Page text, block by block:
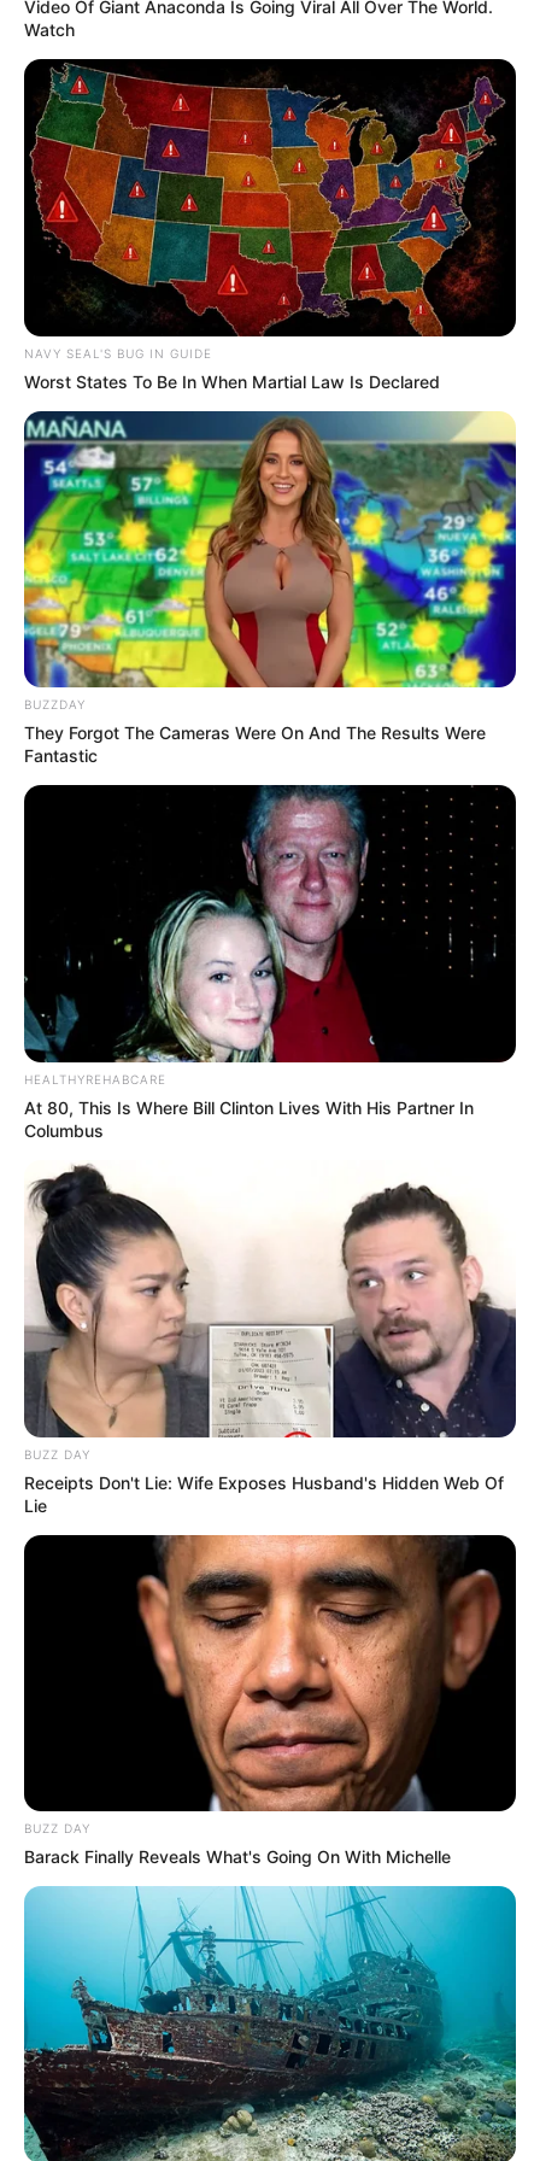
Serem! 9 Chat Ojek Online &
Pelanggan Ini Bikin Auto
Merinding
Bikin Ngakak, 10 Potret
Cosplay Murah Pakai Bahan
Seadanya
Anti Mainstream, 10 Cara
Membawa Barang Belanjaan
Versi Warga Thailand
Langka Banget! 10 Pose Lucu
Katak yang Bikin Ketawa
Gemes
Video Of Giant Anaconda Is Going Viral All Over The World.
Watch
NAVY SEAL'S BUG IN GUIDE
Worst States To Be In When Martial Law Is Declared
BUZZDAY
They Forgot The Cameras Were On And The Results Were
Fantastic
HEALTHYREHABCARE
At 80, This Is Where Bill Clinton Lives With His Partner In
Columbus
BUZZ DAY
Receipts Don't Lie: Wife Exposes Husband's Hidden Web Of
Lie
BUZZ DAY
Barack Finally Reveals What's Going On With Michelle